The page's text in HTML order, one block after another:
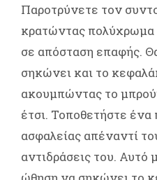
Παροτρύνετε τον
κρατώντας πολύχρωμα
σε απόσταση επαφής.
σηκώνει και το
ακουμπώντας το
έτσι. Τοποθετήστε ένα
ασφαλείας απέναντί
αντιδράσεις του. Αυτό